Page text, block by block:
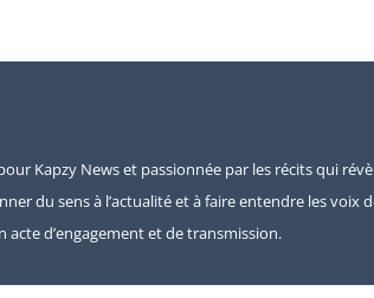
Kapzy News et passionnée par les récits qui
du sens à l’actualité et à faire entendre les voix
d’engagement et de transmission.